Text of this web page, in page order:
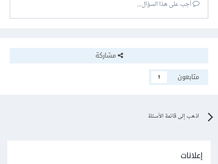
أجب على هذا السؤال...
مشاركة
متابعون
1
اذهب إلى قائمة الأسئلة
إعلانات